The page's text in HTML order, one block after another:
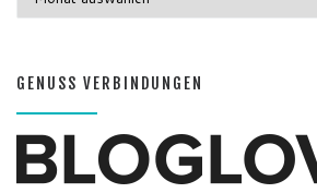
GENUSS VERBINDUNGEN